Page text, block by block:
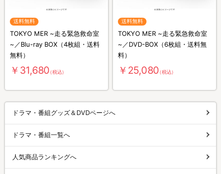
送料無料
TOKYO MER ~走る緊急救命室
~／Blu-ray BOX（4枚組・送料
無料）
￥31,680（税込）
送料無料
TOKYO MER ~走る緊急救命室
~／DVD-BOX（6枚組・送料無
料）
￥25,080（税込）
ドラマ・番組グッズ＆DVDページへ
ドラマ・番組一覧へ
人気商品ランキングへ